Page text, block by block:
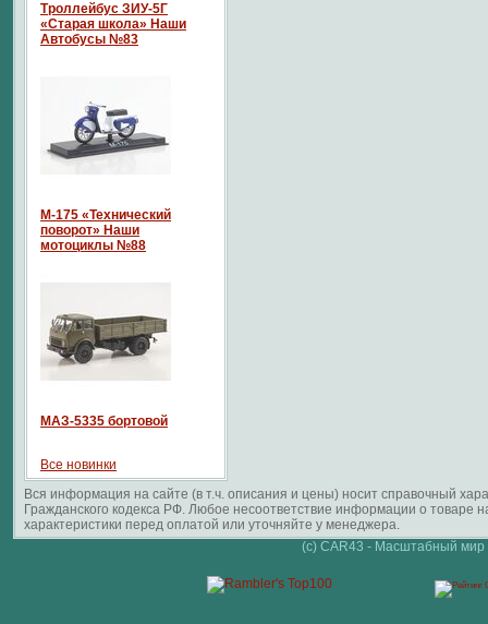
Троллейбус ЗИУ-5Г
«Старая школа» Наши
Автобусы №83
М-175 «Технический
поворот» Наши
мотоциклы №88
МАЗ-5335 бортовой
Все новинки
Вся информация на сайте (в т.ч. описания и цены) носит справочный
Гражданского кодекса РФ. Любое несоответствие информации о
характеристики перед оплатой или уточняйте у менеджера.
(c) CAR43 - Масштабный мир